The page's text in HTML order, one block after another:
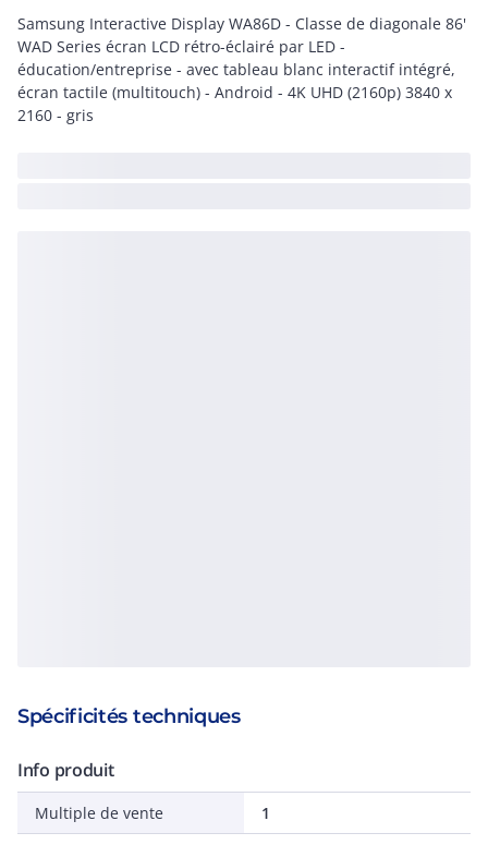
Samsung Interactive Display WA86D - Classe de diagonale 86'
WAD Series écran LCD rétro-éclairé par LED -
éducation/entreprise - avec tableau blanc interactif intégré,
écran tactile (multitouch) - Android - 4K UHD (2160p) 3840 x
2160 - gris
Spécificités techniques
Info produit
Multiple de vente 1